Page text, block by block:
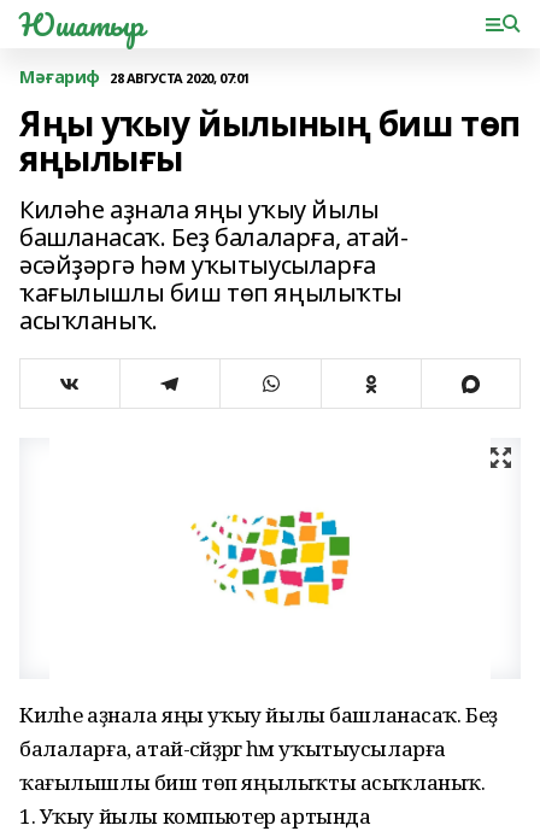
Юшатыр
Мәғариф 28 АВГУСТА 2020, 07:01
Яңы уҡыу йылының биш төп
яңылығы
Киләһе аҙнала яңы уҡыу йылы
башланасаҡ. Беҙ балаларға, атай-
әсәйҙәргә һәм уҡытыусыларға
ҡағылышлы биш төп яңылыҡты
асыҡланыҡ.
Киләһе аҙнала яңы уҡыу йылы башланасаҡ. Беҙ
балаларға, атай-әсәйҙәргә һәм уҡытыусыларға
ҡағылышлы биш төп яңылыҡты асыҡланыҡ.
1. Уҡыу йылы компьютер артында